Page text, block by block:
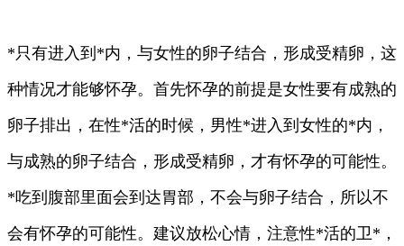
*只有进入到*内，与女性的卵子结合，形成受精卵，这
种情况才能够怀孕。首先怀孕的前提是女性要有成熟的
卵子排出，在性*活的时候，男性*进入到女性的*内，
与成熟的卵子结合，形成受精卵，才有怀孕的可能性。
*吃到腹部里面会到达胃部，不会与卵子结合，所以不
会有怀孕的可能性。建议放松心情，注意性*活的卫*，